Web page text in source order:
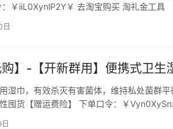
￥iiL0XynlP2Y￥ 去淘宝购买 淘礼金工具
】-【开新群用】便携式卫
用湿巾，有效杀灭有害菌体，维持私处菌群
囤货【赠运费险】 下单口令：￥